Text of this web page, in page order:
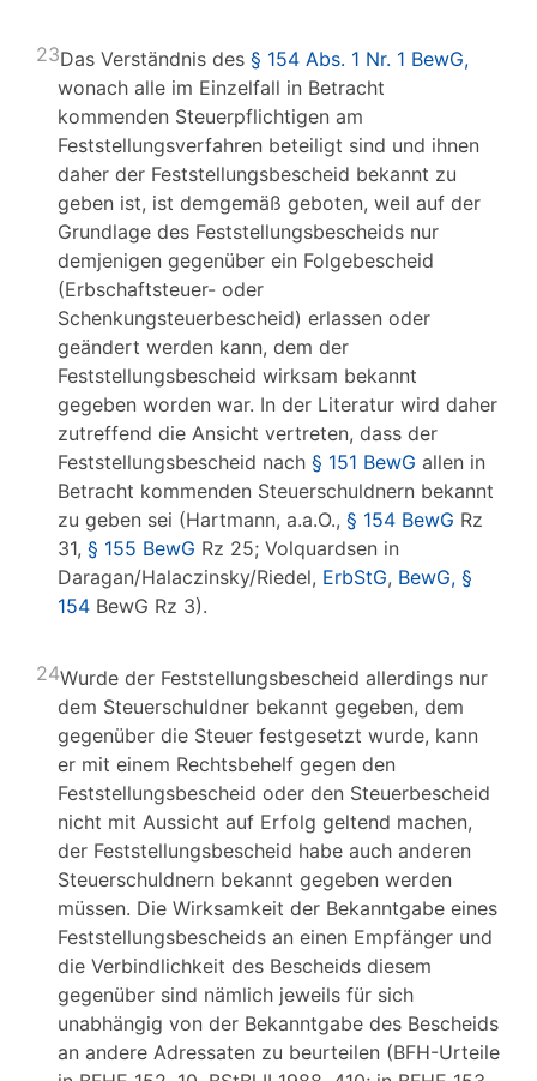
23Das Verständnis des § 154 Abs. 1 Nr. 1 BewG,
wonach alle im Einzelfall in Betracht
kommenden Steuerpflichtigen am
Feststellungsverfahren beteiligt sind und ihnen
daher der Feststellungsbescheid bekannt zu
geben ist, ist demgemäß geboten, weil auf der
Grundlage des Feststellungsbescheids nur
demjenigen gegenüber ein Folgebescheid
(Erbschaftsteuer- oder
Schenkungsteuerbescheid) erlassen oder
geändert werden kann, dem der
Feststellungsbescheid wirksam bekannt
gegeben worden war. In der Literatur wird daher
zutreffend die Ansicht vertreten, dass der
Feststellungsbescheid nach § 151 BewG allen in
Betracht kommenden Steuerschuldnern bekannt
zu geben sei (Hartmann, a.a.O., § 154 BewG Rz
31, § 155 BewG Rz 25; Volquardsen in
Daragan/Halaczinsky/Riedel, ErbStG, BewG, §
154 BewG Rz 3).
24Wurde der Feststellungsbescheid allerdings nur
dem Steuerschuldner bekannt gegeben, dem
gegenüber die Steuer festgesetzt wurde, kann
er mit einem Rechtsbehelf gegen den
Feststellungsbescheid oder den Steuerbescheid
nicht mit Aussicht auf Erfolg geltend machen,
der Feststellungsbescheid habe auch anderen
Steuerschuldnern bekannt gegeben werden
müssen. Die Wirksamkeit der Bekanntgabe eines
Feststellungsbescheids an einen Empfänger und
die Verbindlichkeit des Bescheids diesem
gegenüber sind nämlich jeweils für sich
unabhängig von der Bekanntgabe des Bescheids
an andere Adressaten zu beurteilen (BFH-Urteile